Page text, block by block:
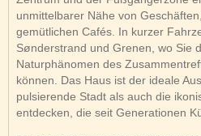
unmittelbarer Nähe von
gemütlichen Cafés. In kurzer
Sønderstrand und Grenen, wo Sie
Naturphänomen des
können. Das Haus ist der ideale
pulsierende Stadt als auch die
entdecken, die seit Generationen